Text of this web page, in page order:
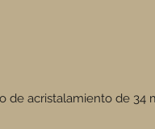
de acristalamiento de 34